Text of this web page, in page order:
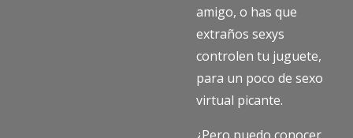
amigo, o has que
extraños sexys
controlen tu juguete,
para un poco de sexo
virtual picante.